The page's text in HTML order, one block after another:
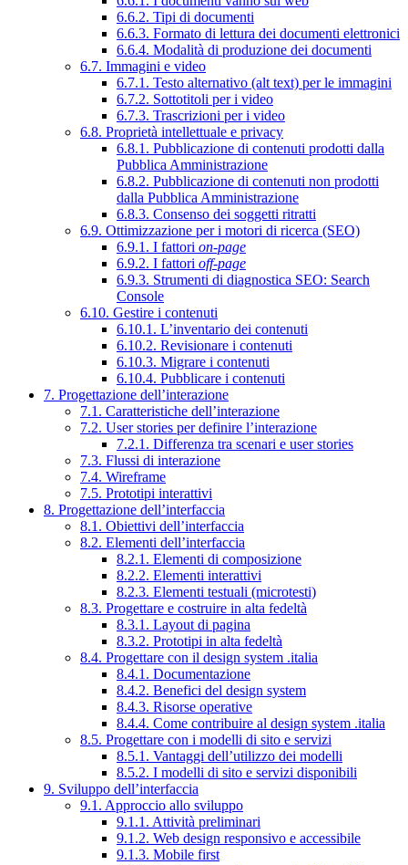
6.6.2. Tipi di documenti
6.6.3. Formato di lettura dei documenti elettronici
6.6.4. Modalità di produzione dei documenti
6.7. Immagini e video
6.7.1. Testo alternativo (alt text) per le immagini
6.7.2. Sottotitoli per i video
6.7.3. Trascrizioni per i video
6.8. Proprietà intellettuale e privacy
6.8.1. Pubblicazione di contenuti prodotti dalla
Pubblica Amministrazione
6.8.2. Pubblicazione di contenuti non prodotti
dalla Pubblica Amministrazione
6.8.3. Consenso dei soggetti ritratti
6.9. Ottimizzazione per i motori di ricerca (SEO)
6.9.1. I fattori on-page
6.9.2. I fattori off-page
6.9.3. Strumenti di diagnostica SEO: Search
Console
6.10. Gestire i contenuti
6.10.1. L’inventario dei contenuti
6.10.2. Revisionare i contenuti
6.10.3. Migrare i contenuti
6.10.4. Pubblicare i contenuti
7. Progettazione dell’interazione
7.1. Caratteristiche dell’interazione
7.2. User stories per definire l’interazione
7.2.1. Differenza tra scenari e user stories
7.3. Flussi di interazione
7.4. Wireframe
7.5. Prototipi interattivi
8. Progettazione dell’interfaccia
8.1. Obiettivi dell’interfaccia
8.2. Elementi dell’interfaccia
8.2.1. Elementi di composizione
8.2.2. Elementi interattivi
8.2.3. Elementi testuali (microtesti)
8.3. Progettare e costruire in alta fedeltà
8.3.1. Layout di pagina
8.3.2. Prototipi in alta fedeltà
8.4. Progettare con il design system .italia
8.4.1. Documentazione
8.4.2. Benefici del design system
8.4.3. Risorse operative
8.4.4. Come contribuire al design system .italia
8.5. Progettare con i modelli di sito e servizi
8.5.1. Vantaggi dell’utilizzo dei modelli
8.5.2. I modelli di sito e servizi disponibili
9. Sviluppo dell’interfaccia
9.1. Approccio allo sviluppo
9.1.1. Attività preliminari
9.1.2. Web design responsivo e accessibile
9.1.3. Mobile first